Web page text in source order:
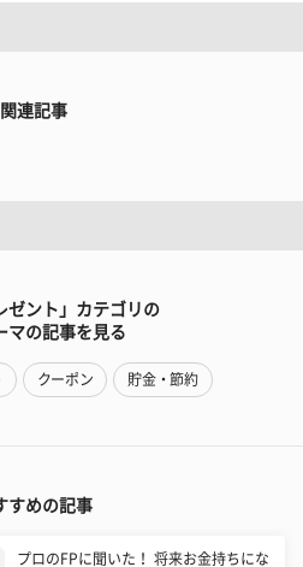
関連記事
ゼント」カテゴリの
マの記事を見る
クーポン 貯金・節約
すめの記事
プロのFPに聞いた！ 将来お金持ちにな